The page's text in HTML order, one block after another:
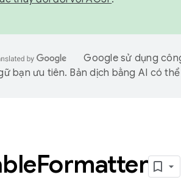
Google sử dụng
bạn ưu tiên. Bản dịch bằng AI có
Formatter